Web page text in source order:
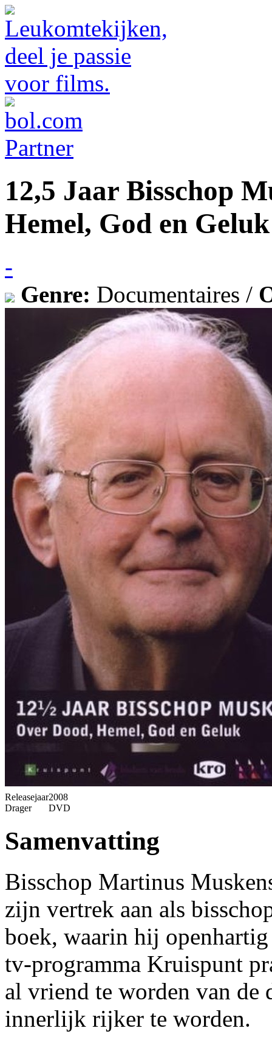
12,5 Jaar Bisschop
Hemel, God en Geluk
-
Genre: Documentaires /
Releasejaar2008
Drager
DVD
Samenvatting
Bisschop Martinus
zijn vertrek aan als
boek, waarin hij
tv-programma Kruispunt
al vriend te worden van de
innerlijk rijker te worden.